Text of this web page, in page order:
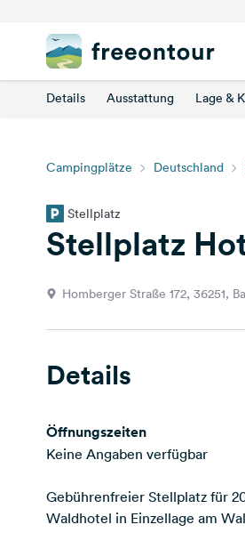
Details Ausstattung Lage &
Campingplätze Deutschland
Stellplatz
Stellplatz
Homberger Straße 172, 36251,
Details
Öffnungszeiten
Keine Angaben verfügbar
Gebührenfreier Stellplatz für
Waldhotel in Einzellage am